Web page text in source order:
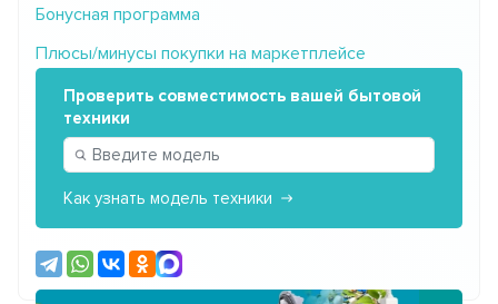
Бонусная программа
Плюсы/минусы покупки на маркетплейсе
Проверить совместимость вашей бытовой
техники
Как узнать модель техники